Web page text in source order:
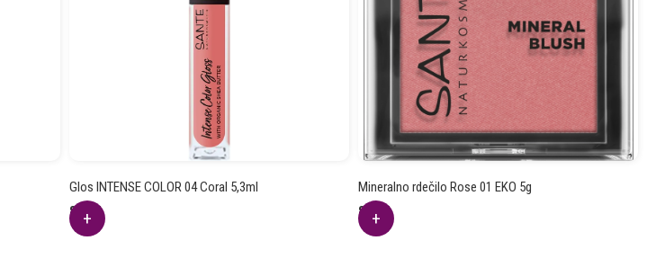
Glos INTENSE COLOR 04 Coral 5,3ml
8.28
€
Mineralno rdečilo Rose 01 EKO 5g
8.28
€